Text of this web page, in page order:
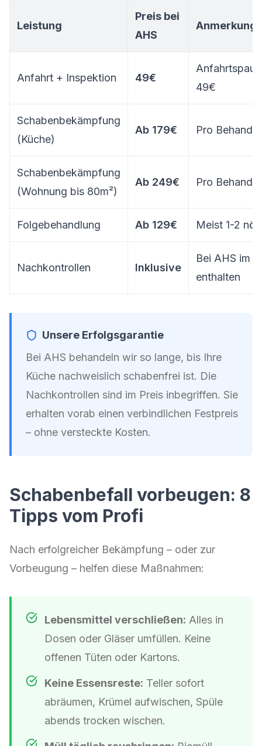
Leistung
Preis bei
AHS
Anmerkung
Anfahrt + Inspektion 49€
49€
Schabenbekämpfung
(Küche)
Ab 179€ Pro
Schabenbekämpfung
(Wohnung bis 80m²)
Ab 249€ Pro
Folgebehandlung Ab 129€ Meist 1-2
Nachkontrollen Inklusive
Bei AHS im
enthalten
Unsere Erfolgsgarantie
Bei AHS behandeln wir so lange, bis Ihre
Küche nachweislich schabenfrei ist. Die
Nachkontrollen sind im Preis inbegriffen. Sie
erhalten vorab einen verbindlichen Festpreis
– ohne versteckte Kosten.
Schabenbefall vorbeugen: 8
Tipps vom Profi
Nach erfolgreicher Bekämpfung – oder zur
Vorbeugung – helfen diese Maßnahmen:
Lebensmittel verschließen: Alles in
Dosen oder Gläser umfüllen. Keine
offenen Tüten oder Kartons.
Keine Essensreste: Teller sofort
abräumen, Krümel aufwischen, Spüle
abends trocken wischen.